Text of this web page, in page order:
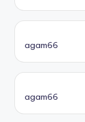
agam66
agam66